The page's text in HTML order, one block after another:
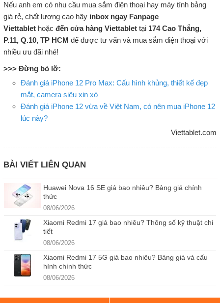
Nếu anh em có nhu cầu mua sắm điện thoại hay máy tính bảng
giá rẻ, chất lượng cao hãy inbox ngay Fanpage
Viettablet hoặc đến cửa hàng Viettablettại 174 Cao Thắng,
P.11, Q.10, TP HCM để được tư vấn và mua sắm điện thoại với
nhiều ưu đãi nhé!
>>> Đừng bỏ lỡ:
Đánh giá iPhone 12 Pro Max: Cấu hình khủng, thiết kế đẹp
mắt, camera siêu xịn xò
Đánh giá iPhone 12 vừa về Việt Nam, có nên mua iPhone 12
lúc này?
Viettablet.com
BÀI VIẾT LIÊN QUAN
Huawei Nova 16 SE giá bao nhiêu? Bảng giá chính
thức
08/06/2026
Xiaomi Redmi 17 giá bao nhiêu? Thông số kỹ thuật chi
tiết
08/06/2026
Xiaomi Redmi 17 5G giá bao nhiêu? Bảng giá và cấu
hình chính thức
08/06/2026